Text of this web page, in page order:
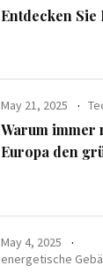
Entdecken
May 21, 2025
Warum immer
Europa den
May 4, 2025
energetische